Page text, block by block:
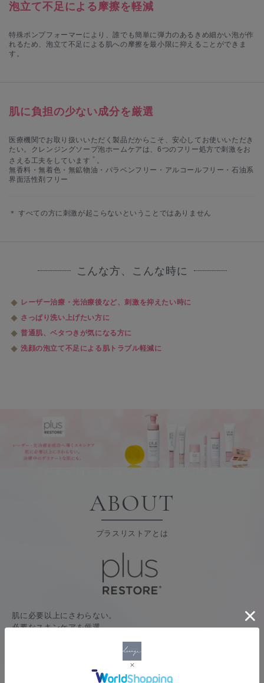
泡立て不足による摩擦を軽減
特殊ポンプフォーマーにより、誰でも簡単に弾力のあるきめ細かい泡が作
れるため、泡立て不足による肌への摩擦を最小限に抑えることができま
す。
肌に負担の少ない成分を厳選
医療機関でお取り扱いいただく製品だからこそ、安心してお使いいただき
たい。クレンジングソープ泡ホームケアは、6つのフリー処方で刺激をお
さえる工夫をしています ＊ 。
無香料・無着色・無鉱物油・パラベンフリー・アルコールフリー・石油系
界面活性剤フリー
＊ すべての方に刺激が起こらないということではありません
こんな方、こんな時に
レーザー治療・光治療後など、刺激を抑えたい時に
さっぱり洗い上げたい方に
普通肌、ベタつきが気になる方に
洗顔の泡立て不足による肌トラブル軽減に
About plus RESTORE
ABOUT
プラスリストアとは
肌に必要以上にさわらない。
必要なスキンケアを厳選
レーザー・光治療に25年以上携わり、治療を知り尽くしているジ
治療前後の肌に本当に必要なスキンケアとは何な
治療を受ける患者様のために開発されたのがプラ